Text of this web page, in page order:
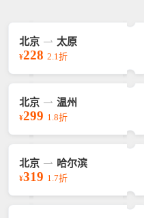
北京 太原
¥228 2.1折
北京 温州
¥299 1.8折
北京 哈尔滨
¥319 1.7折